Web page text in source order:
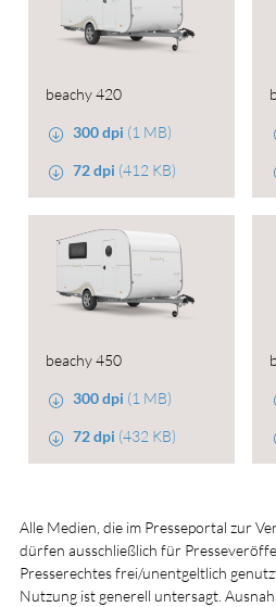
beachy 420
300 dpi (1 MB)
72 dpi (412 KB)
beachy 450
300 dpi (1 MB)
72 dpi (432 KB)
Alle Medien, die im Presseportal zur
dürfen ausschließlich für
Presserechtes frei/unentgeltlich
Nutzung ist generell untersagt.